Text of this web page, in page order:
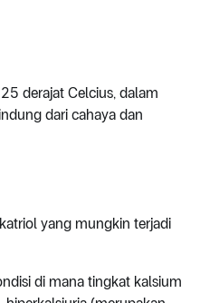
derajat Celcius, dalam
dari cahaya dan
yang mungkin terjadi
di mana tingkat kalsium